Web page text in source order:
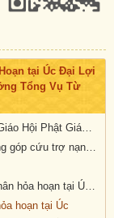
tại Úc Đại Lợi
Tổng Vụ Từ
Sổ Bank của Tổng Vụ Từ Thiện Xã Hội của Giáo Hội Phật Giáo Việt Nam Thống Nhất Hải Ngoại tại Úc Đại Lợi- Tân Tây Lan
Danh sách Tự Viện Thành Viên Giáo Hội đóng góp cứu trợ nạn nhân hỏa hoạn tại Úc
Tu Viện Quảng Đức đóng góp cứu trợ nạn nhân hỏa hoạn tại Úc Châu
hoạn tại Úc